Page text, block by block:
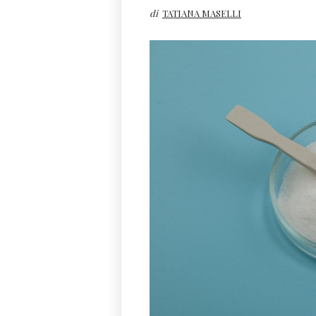
di TATIANA MASELLI